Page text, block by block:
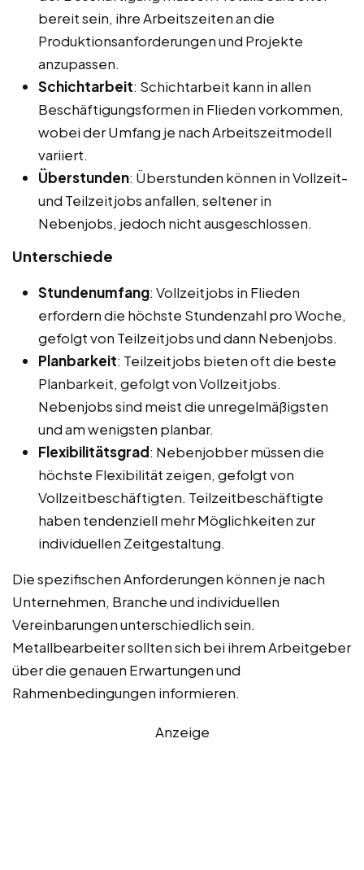
bereit sein, ihre Arbeitszeiten an die
Produktionsanforderungen und Projekte
anzupassen.
Schichtarbeit: Schichtarbeit kann in allen
Beschäftigungsformen in Flieden vorkommen,
wobei der Umfang je nach Arbeitszeitmodell
variiert.
Überstunden: Überstunden können in Vollzeit-
und Teilzeitjobs anfallen, seltener in
Nebenjobs, jedoch nicht ausgeschlossen.
Unterschiede
Stundenumfang: Vollzeitjobs in Flieden
erfordern die höchste Stundenzahl pro Woche,
gefolgt von Teilzeitjobs und dann Nebenjobs.
Planbarkeit: Teilzeitjobs bieten oft die beste
Planbarkeit, gefolgt von Vollzeitjobs.
Nebenjobs sind meist die unregelmäßigsten
und am wenigsten planbar.
Flexibilitätsgrad: Nebenjobber müssen die
höchste Flexibilität zeigen, gefolgt von
Vollzeitbeschäftigten. Teilzeitbeschäftigte
haben tendenziell mehr Möglichkeiten zur
individuellen Zeitgestaltung.
Die spezifischen Anforderungen können je nach
Unternehmen, Branche und individuellen
Vereinbarungen unterschiedlich sein.
Metallbearbeiter sollten sich bei ihrem Arbeitgeber
über die genauen Erwartungen und
Rahmenbedingungen informieren.
Anzeige